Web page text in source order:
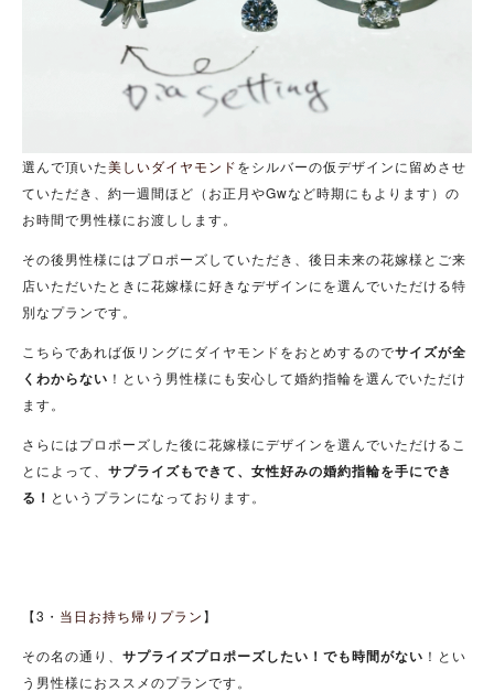
選んで頂いた美しいダイヤモンドをシルバーの仮デザインに留めさせ
ていただき、約一週間ほど（お正月やGwなど時期にもよります）の
お時間で男性様にお渡しします。
その後男性様にはプロポーズしていただき、後日未来の花嫁様とご来
店いただいたときに花嫁様に好きなデザインにを選んでいただける特
別なプランです。
こちらであれば仮リングにダイヤモンドをおとめするのでサイズが全
くわからない ！という男性様にも安心して婚約指輪を選んでいただけ
ます。
さらにはプロポーズした後に花嫁様にデザインを選んでいただけるこ
とによって、 サプライズもできて、女性好みの婚約指輪を手にでき
る！ というプランになっております。
【3・ 当日お持ち帰りプラン】
その名の通り、 サプライズプロポーズしたい！でも時間がない ！とい
う男性様におススメのプランです。